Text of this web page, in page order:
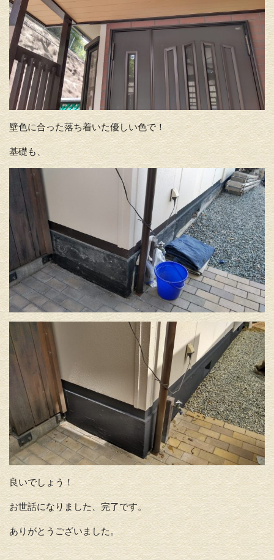
壁色に合った落ち着いた優しい色で！
基礎も、
良いでしょう！
お世話になりました、完了です。
ありがとうございました。